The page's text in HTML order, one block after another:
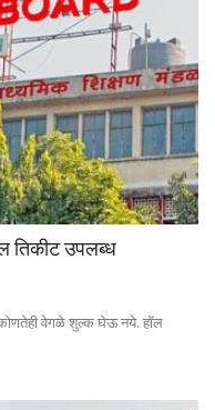
तिकीट उपलब्ध
कोणतेही वेगळे शुल्क घेऊ नये. हॉल